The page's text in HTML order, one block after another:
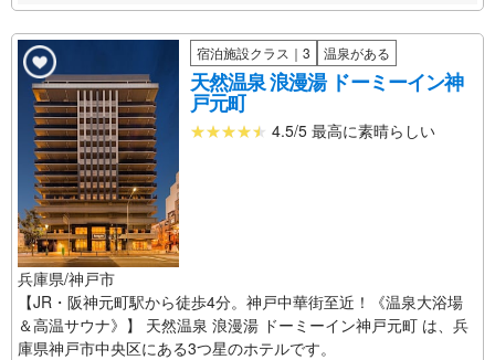
宿泊施設クラス｜3 温泉がある
天然温泉 浪漫湯 ドーミーイン神
戸元町
4.5/5 最高に素晴らしい
兵庫県/神戸市
【JR・阪神元町駅から徒歩4分。神戸中華街至近！《温泉大浴場
＆高温サウナ》】 天然温泉 浪漫湯 ドーミーイン神戸元町 は、兵
庫県神戸市中央区にある3つ星のホテルです。